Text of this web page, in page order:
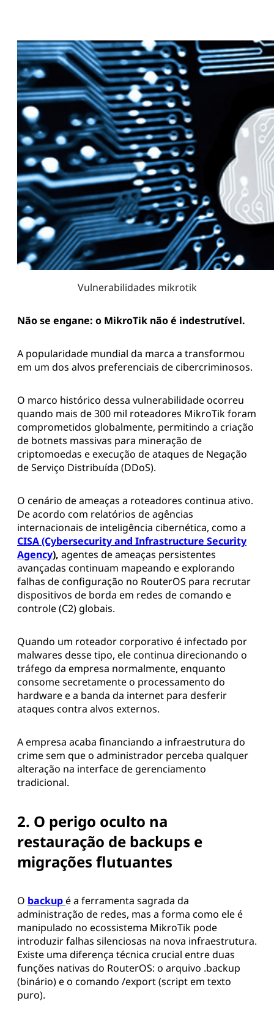
Vulnerabilidades mikrotik
Não se engane: o MikroTik não é indestrutível.
A popularidade mundial da marca a transformou
em um dos alvos preferenciais de cibercriminosos.
O marco histórico dessa vulnerabilidade ocorreu
quando mais de 300 mil roteadores MikroTik foram
comprometidos globalmente, permitindo a criação
de botnets massivas para mineração de
criptomoedas e execução de ataques de Negação
de Serviço Distribuída (DDoS).
O cenário de ameaças a roteadores continua ativo.
De acordo com relatórios de agências
internacionais de inteligência cibernética, como a
CISA (Cybersecurity and Infrastructure Security
Agency), agentes de ameaças persistentes
avançadas continuam mapeando e explorando
falhas de configuração no RouterOS para recrutar
dispositivos de borda em redes de comando e
controle (C2) globais.
Quando um roteador corporativo é infectado por
malwares desse tipo, ele continua direcionando o
tráfego da empresa normalmente, enquanto
consome secretamente o processamento do
hardware e a banda da internet para desferir
ataques contra alvos externos.
A empresa acaba financiando a infraestrutura do
crime sem que o administrador perceba qualquer
alteração na interface de gerenciamento
tradicional.
2. O perigo oculto na
restauração de backups e
migrações flutuantes
O backupé a ferramenta sagrada da
administração de redes, mas a forma como ele é
manipulado no ecossistema MikroTik pode
introduzir falhas silenciosas na nova infraestrutura.
Existe uma diferença técnica crucial entre duas
funções nativas do RouterOS: o arquivo .backup
(binário) e o comando /export (script em texto
puro).